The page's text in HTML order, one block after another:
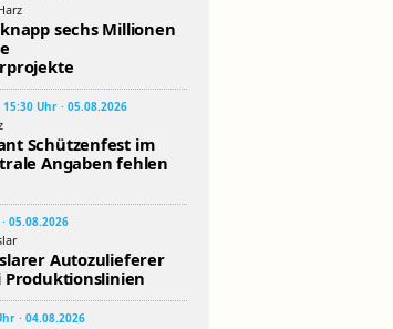
sechs Millionen
Uhr · 05.08.2026
Schützenfest im
Angaben fehlen
05.08.2026
Autozulieferer
· 04.08.2026